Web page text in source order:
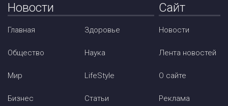
Новости
Главная
Общество
Мир
Бизнес
Здоровье
Наука
LifeStyle
Статьи
Сайт
Новости
Лента новостей
О сайте
Реклама